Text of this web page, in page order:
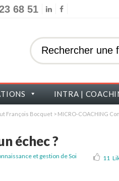
68 51
INTRA |
François Bocquet > MICRO-COACHING
échec ?
et gestion de Soi 11